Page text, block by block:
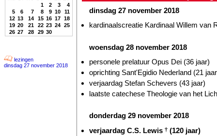
1
2 3
4
5
6 7 8 9 10
11
12 13 14 15 16 17 18
19 20 21 22 23 24 25
26 27 28 29 30
lezingen
dinsdag 27 november 2018
dinsdag 27 november 2018
kardinaalscreatie Kardinaal Willem van
woensdag 28 november 2018
personele prelatuur Opus Dei (36 jaar)
oprichting Sant'Egidio Nederland (21
verjaardag Stefan Schevers (43 jaar)
laatste catechese Theologie van het
donderdag 29 november 2018
verjaardag C.S. Lewis † (120 jaar)